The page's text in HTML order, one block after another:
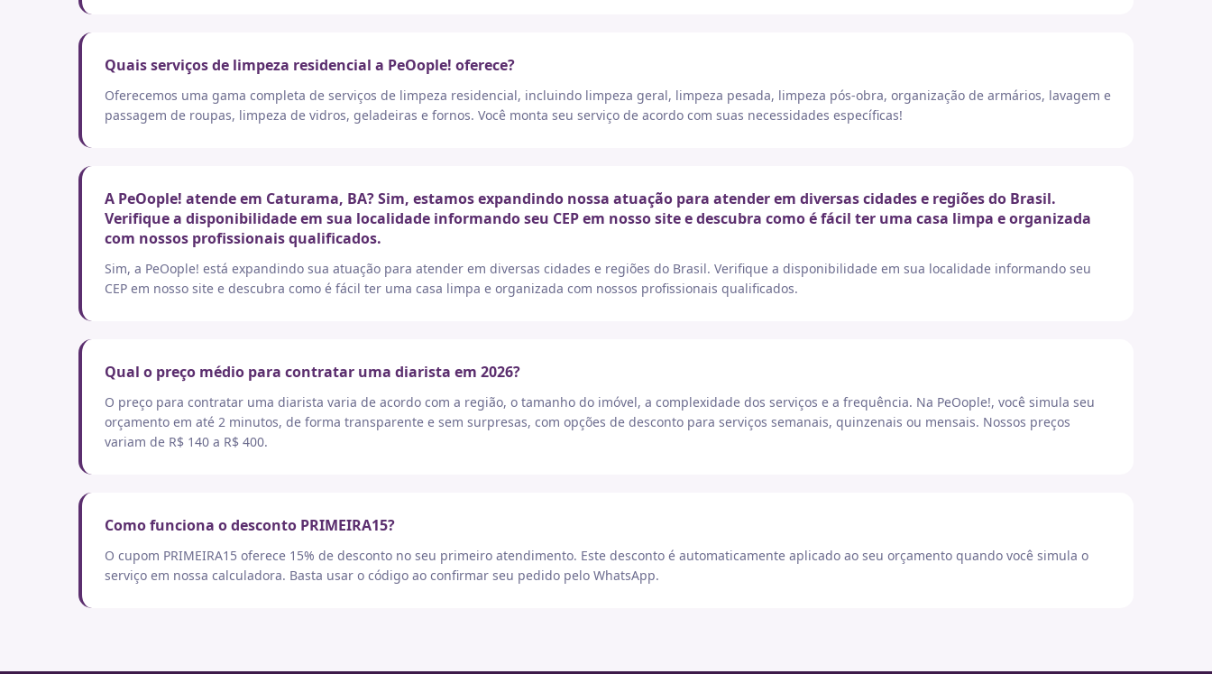
Quais serviços de limpeza residencial a PeOople! oferece?
Oferecemos uma gama completa de serviços de limpeza residencial, incluindo limpeza geral, limpeza pesada, limpeza pós-obra, organização de armários, lavagem e
passagem de roupas, limpeza de vidros, geladeiras e fornos. Você monta seu serviço de acordo com suas necessidades específicas!
A PeOople! atende em Caturama, BA? Sim, estamos expandindo nossa atuação para atender em diversas cidades e regiões do Brasil.
Verifique a disponibilidade em sua localidade informando seu CEP em nosso site e descubra como é fácil ter uma casa limpa e organizada
com nossos profissionais qualificados.
Sim, a PeOople! está expandindo sua atuação para atender em diversas cidades e regiões do Brasil. Verifique a disponibilidade em sua localidade informando seu
CEP em nosso site e descubra como é fácil ter uma casa limpa e organizada com nossos profissionais qualificados.
Qual o preço médio para contratar uma diarista em 2026?
O preço para contratar uma diarista varia de acordo com a região, o tamanho do imóvel, a complexidade dos serviços e a frequência. Na PeOople!, você simula seu
orçamento em até 2 minutos, de forma transparente e sem surpresas, com opções de desconto para serviços semanais, quinzenais ou mensais. Nossos preços
variam de R$ 140 a R$ 400.
Como funciona o desconto PRIMEIRA15?
O cupom PRIMEIRA15 oferece 15% de desconto no seu primeiro atendimento. Este desconto é automaticamente aplicado ao seu orçamento quando você simula o
serviço em nossa calculadora. Basta usar o código ao confirmar seu pedido pelo WhatsApp.